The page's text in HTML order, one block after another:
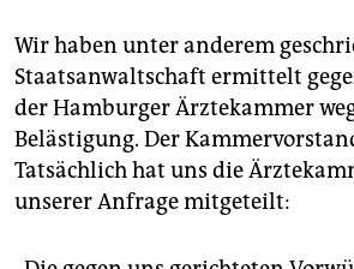
berlin
nord
wahrheit
verlag
Wir haben unter anderem
Staatsanwaltschaft ermittelt
der Hamburger Ärztekammer
Belästigung. Der
Tatsächlich hat uns die
unserer Anfrage mitgeteilt: